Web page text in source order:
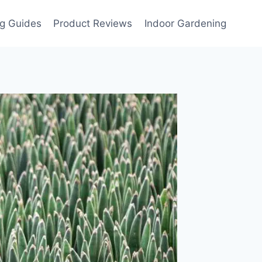
Guides Product Reviews Indoor Gardening